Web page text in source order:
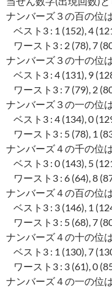
ナンバーズ３の百の位
ベスト3 : 1 (152), 4
ワースト3 : 2 (78), 7
ナンバーズ３の十の位
ベスト3 : 4 (131), 9
ワースト3 : 7 (79), 2
ナンバーズ３の一の位
ベスト3 : 4 (134), 0
ワースト3 : 5 (78), 1
ナンバーズ４の千の位
ベスト3 : 0 (143), 5
ワースト3 : 6 (64), 8
ナンバーズ４の百の位
ベスト3 : 3 (146), 1
ワースト3 : 5 (68), 7
ナンバーズ４の十の位
ベスト3 : 1 (130), 7
ワースト3 : 3 (61), 0
ナンバーズ４の一の位